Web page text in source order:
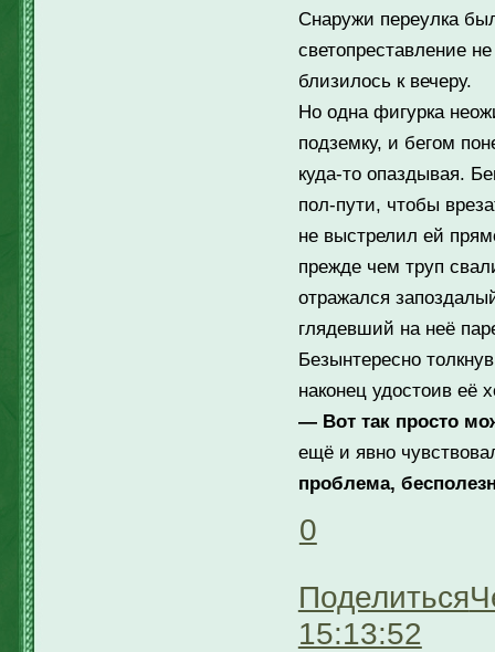
Снаружи переулка
светопреставление
близилось к вечеру.
Но одна фигурка
подземку, и бегом
куда-то опаздывая.
пол-пути, чтобы
не выстрелил ей
прежде чем труп
отражался
глядевший на неё
Безынтересно
наконец удостоив её
— Вот так просто
ещё и явно
проблема,
0
Поделиться
15:13:52